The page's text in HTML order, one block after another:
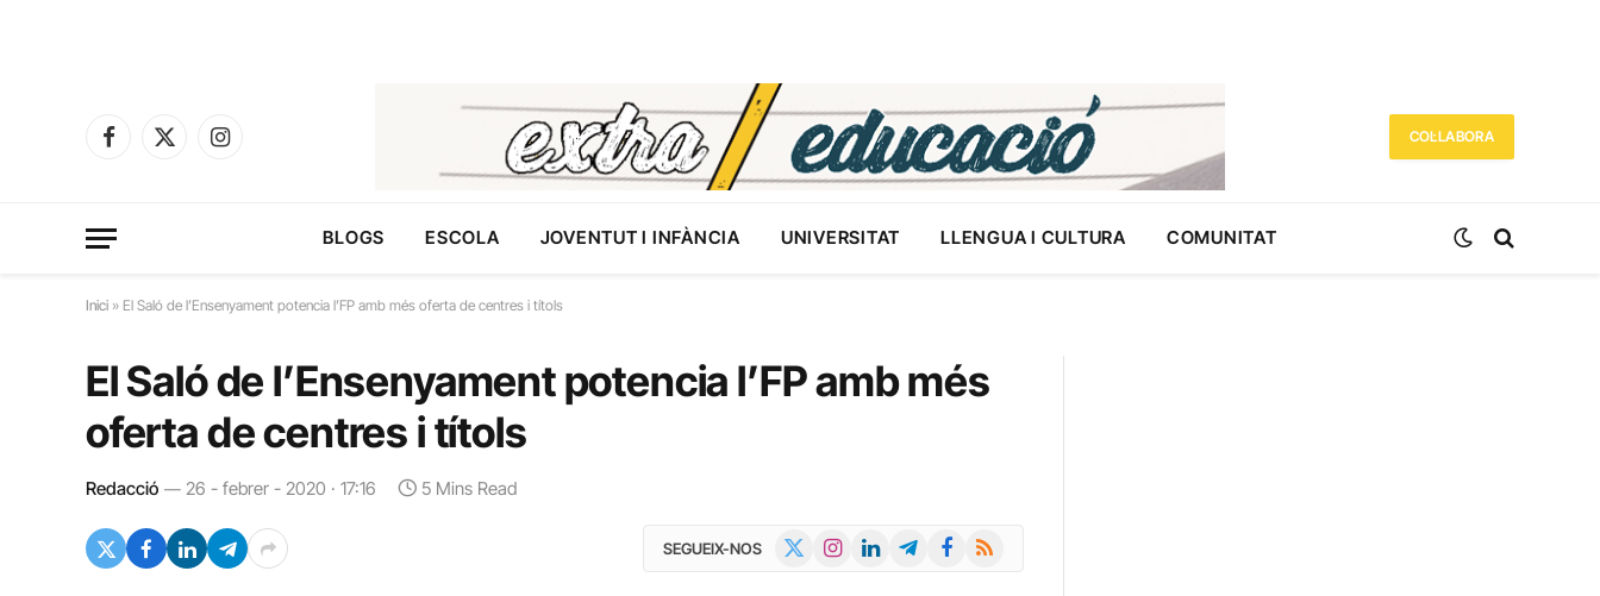
Facebook
X
Instagram
COL·LABORA
BLOGS ESCOLA JOVENTUT I INFÀNCIA UNIVERSITAT LLENGUA I CULTURA COMUNITAT
Inici » El Saló de l’Ensenyament potencia l’FP amb més oferta de centres i títols
El Saló de l’Ensenyament potencia l’FP amb més
oferta de centres i títols
Redacció 26 - febrer - 2020 · 17:16 5 Mins Read
SEGUEIX-NOS InstagramLinkedInTelegramFacebook
RSS